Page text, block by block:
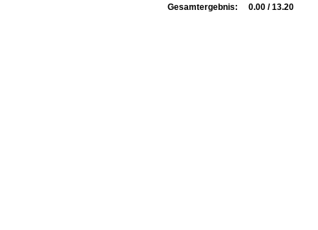
Gesamtergebnis: 0.00 / 13.20